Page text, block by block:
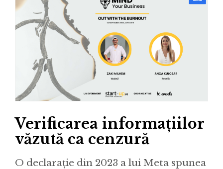
Verificarea informațiilor
văzută ca cenzură
O declarație din 2023 a lui Meta spunea